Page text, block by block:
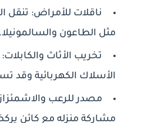
ناقلات للأمراض: تنقل
مثل الطاعون والسالمونيلا.
تخريب الأثاث والكابلات:
الأسلاك الكهربائية وقد
مصدر للرعب
مشاركة منزله مع كائن